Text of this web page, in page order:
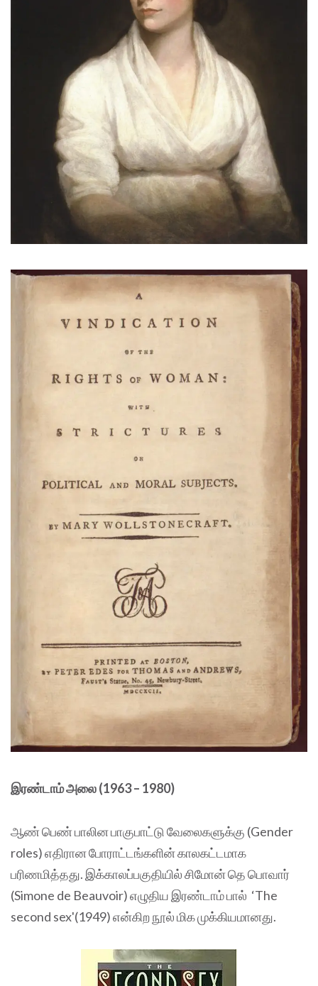
இரண்டாம் அலை (1963 – 1980)
ஆண் பெண் பாலின பாகுபாட்டு வேலைகளுக்கு (Gender
roles) எதிரான போராட்டங்களின் காலகட்டமாக
பரிணமித்தது. இக்காலப்பகுதியில் சிமோன் தெ பொவார்
(Simone de Beauvoir) எழுதிய இரண்டாம் பால் ‘The
second sex'(1949) என்கிற நூல் மிக முக்கியமானது.